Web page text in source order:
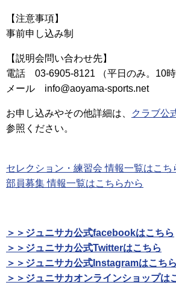
【注意事項】
事前申し込み制
【説明会問い合わせ先】
電話 03-6905-8121 （平日のみ。10時
メール info@aoyama-sports.net
お申し込みやその他詳細は、 クラブ公
参照ください。
セレクション・練習会 情報一覧はこち
部員募集 情報一覧はこちらから
＞＞ジュニサカ公式facebookはこちら
＞＞ジュニサカ公式Twitterはこちら
＞＞ジュニサカ公式Instagramはこちら
＞＞ジュニサカオンラインショップは